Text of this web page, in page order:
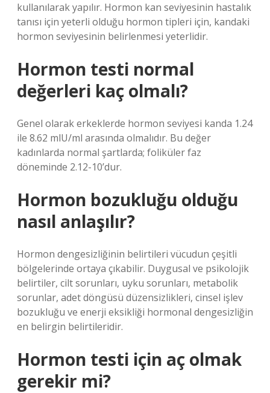
kullanılarak yapılır. Hormon kan seviyesinin hastalık
tanısı için yeterli olduğu hormon tipleri için, kandaki
hormon seviyesinin belirlenmesi yeterlidir.
Hormon testi normal
değerleri kaç olmalı?
Genel olarak erkeklerde hormon seviyesi kanda 1.24
ile 8.62 mlU/ml arasında olmalıdır. Bu değer
kadınlarda normal şartlarda; foliküler faz
döneminde 2.12-10’dur.
Hormon bozukluğu olduğu
nasıl anlaşılır?
Hormon dengesizliğinin belirtileri vücudun çeşitli
bölgelerinde ortaya çıkabilir. Duygusal ve psikolojik
belirtiler, cilt sorunları, uyku sorunları, metabolik
sorunlar, adet döngüsü düzensizlikleri, cinsel işlev
bozukluğu ve enerji eksikliği hormonal dengesizliğin
en belirgin belirtileridir.
Hormon testi için aç olmak
gerekir mi?